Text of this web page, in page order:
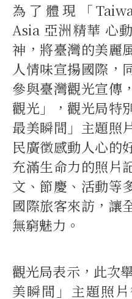
為了體現「
Asia 亞洲精華 心
神，將臺灣的美麗
人情味宣揚國際，
參與臺灣觀光宣傳
觀光」，觀光局特
最美瞬間」主題照
民廣徵感動人心的
充滿生命力的照片
文、節慶、活動等
國際旅客來訪，讓
無窮魅力。
觀光局表示，此次
美瞬間」主題照